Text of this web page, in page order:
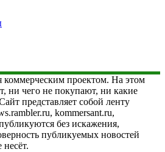
коммерческим проектом. На этом
ни чего не покупают, ни какие
представляет собой ленту
kommersant.ru,
без искажения,
публикуемых новостей